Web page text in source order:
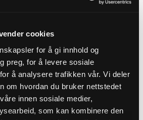
cookies
for å gi innhold og
preg, for å levere sosiale
å analysere trafikken vår. Vi deler
om hvordan du bruker nettstedet
innen sosiale medier,
som kan kombinere den